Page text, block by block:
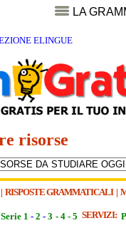
LA
ELINGUE
risorse
RISPOSTE GRAMMATICALI|
Serie 1 - 2 - 3 - 4 - 5 SERVIZI: